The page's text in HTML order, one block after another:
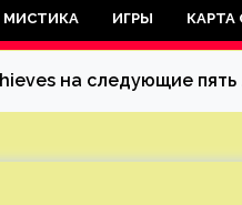
МИСТИКА ИГРЫ КАРТА
на следующие пять